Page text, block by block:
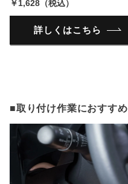
￥1,628（税込）
詳しくはこちら
■取り付け作業におすすめ